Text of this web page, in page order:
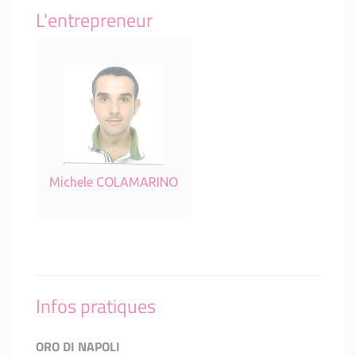
L'entrepreneur
Michele COLAMARINO
Infos pratiques
ORO DI NAPOLI